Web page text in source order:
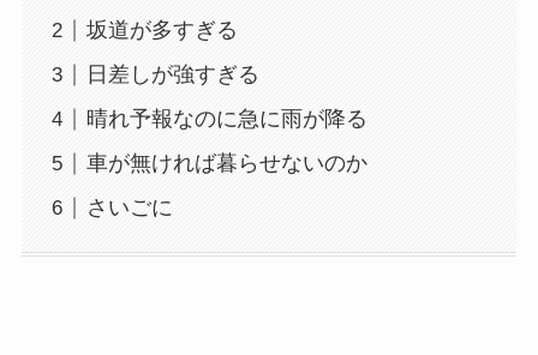
坂道が多すぎる
日差しが強すぎる
晴れ予報なのに急に雨が降る
車が無ければ暮らせないのか
さいごに